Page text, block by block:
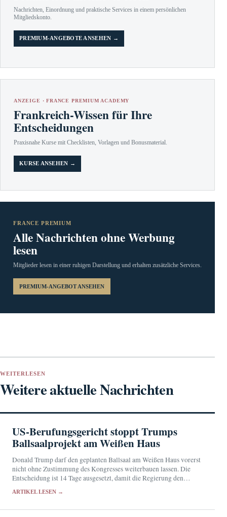
Nachrichten, Einordnung und praktische Services in einem persönlichen
Mitgliedskonto.
PREMIUM-ANGEBOTE ANSEHEN →
ANZEIGE · FRANCE PREMIUM ACADEMY
Frankreich-Wissen für Ihre
Entscheidungen
Praxisnahe Kurse mit Checklisten, Vorlagen und Bonusmaterial.
KURSE ANSEHEN →
FRANCE PREMIUM
Alle Nachrichten ohne Werbung
lesen
Mitglieder lesen in einer ruhigen Darstellung und erhalten zusätzliche Services.
PREMIUM-ANGEBOT ANSEHEN
WEITERLESEN
Weitere aktuelle Nachrichten
US-Berufungsgericht stoppt Trumps
Ballsaalprojekt am Weißen Haus
Donald Trump darf den geplanten Ballsaal am Weißen Haus vorerst
nicht ohne Zustimmung des Kongresses weiterbauen lassen. Die
Entscheidung ist 14 Tage ausgesetzt, damit die Regierung den
ARTIKEL LESEN →